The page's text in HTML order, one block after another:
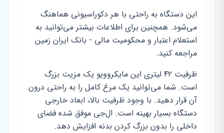
این دستگاه به راحتی با هر دکوراسیونی هماهنگ
می‌شود. همچنین برای اطلاعات بیشتر می‌توانید به
استعلام اعتبار و محکومیت مالی - بانک ایران زمین
مراجعه کنید.
ظرفیت ۴۲ لیتری این مایکروویو یک مزیت بزرگ
است. شما می‌توانید یک مرغ کامل را به راحتی درون
آن قرار دهید. با وجود ظرفیت بالا، ابعاد خارجی
دستگاه بسیار بهینه است. ال‌جی موفق شده فضای
داخلی را بدون بزرگ کردن بدنه افزایش دهد.